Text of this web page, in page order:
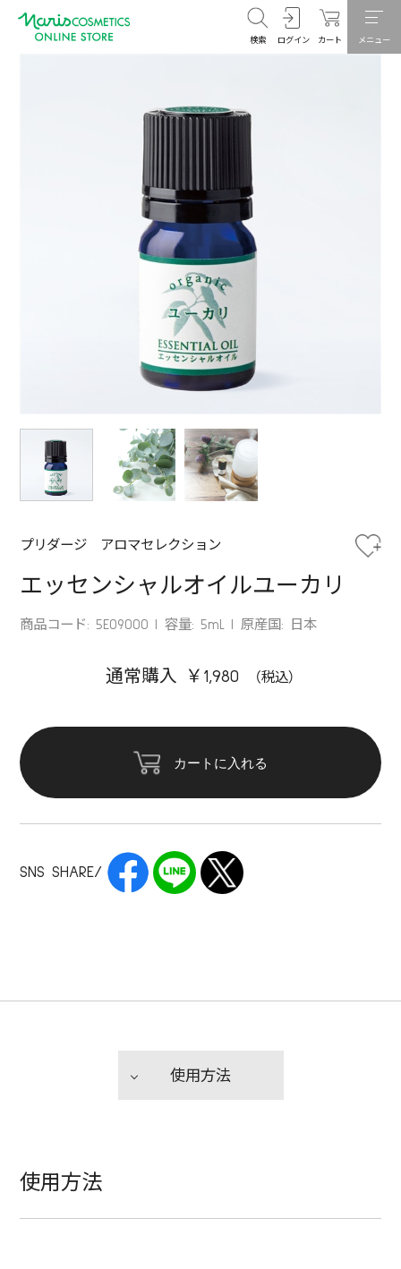
検索 ログイン カート メニュー
プリダージ アロマセレクション
エッセンシャルオイルユーカリ
商品コード: 5E09000 容量: 5mL 原産国: 日本
通常購入 ￥1,980
カートに入れる
SNS SHARE/
使用方法
使用方法